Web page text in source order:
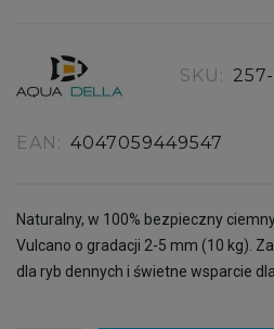
SKU:
EAN: 4047059449547
Naturalny, w 100% bezpieczny
Vulcano o gradacji 2-5 mm (10 kg).
dla ryb dennych i świetne wsparcie